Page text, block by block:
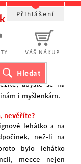
vydovádět je
s opěrkami, bez
lehátkům se
abyste se na
i myšlenkám.
nevěříte?
lehátko a na
než-li na
bylo lehátko
mecce nejen
VÁŠ NÁKUP
Přihlášení